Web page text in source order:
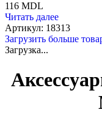
116 MDL
Читать далее
Артикул: 18313
Загрузить больше
Загрузка...